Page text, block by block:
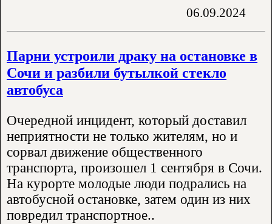
06.09.2024
Парни устроили драку на остановке в
Сочи и разбили бутылкой стекло
автобуса
Очередной инцидент, который доставил
неприятности не только жителям, но и
сорвал движение общественного
транспорта, произошел 1 сентября в Сочи.
На курорте молодые люди подрались на
автобусной остановке, затем один из них
повредил транспортное..